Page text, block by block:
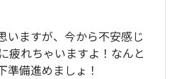
いますが、今から不安感じ
疲れちゃいますよ！なんと
準備進めましょ！